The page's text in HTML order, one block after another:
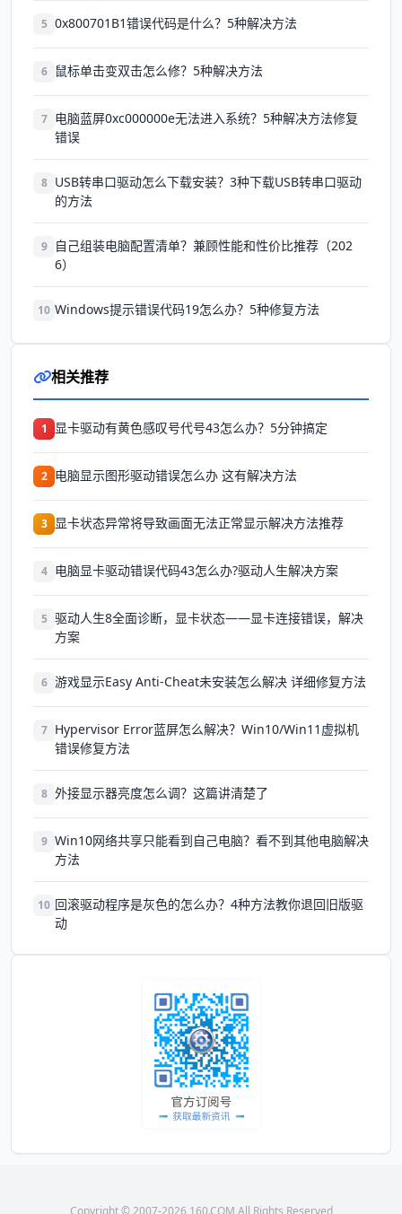
5 0x800701B1错误代码是什么？5种解决方法
6 鼠标单击变双击怎么修？5种解决方法
7 电脑蓝屏0xc000000e无法进入系统？5种解决方法修复
错误
8 USB转串口驱动怎么下载安装？3种下载USB转串口驱动
的方法
9
自己组装电脑配置清单？兼顾性能和性价比推荐（202
6）
10 Windows提示错误代码19怎么办？5种修复方法
相关推荐
1 显卡驱动有黄色感叹号代号43怎么办？5分钟搞定
2 电脑显示图形驱动错误怎么办 这有解决方法
3 显卡状态异常将导致画面无法正常显示解决方法推荐
4 电脑显卡驱动错误代码43怎么办?驱动人生解决方案
5 驱动人生8全面诊断，显卡状态——显卡连接错误，解决
方案
6 游戏显示Easy Anti-Cheat未安装怎么解决 详细修复方法
7 Hypervisor Error蓝屏怎么解决？Win10/Win11虚拟机
错误修复方法
8 外接显示器亮度怎么调？这篇讲清楚了
9 Win10网络共享只能看到自己电脑？看不到其他电脑解决
方法
10 回滚驱动程序是灰色的怎么办？4种方法教你退回旧版驱
动